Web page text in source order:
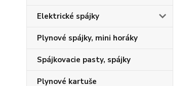
Elektrické spájky
Plynové spájky, mini horáky
Spájkovacie pasty, spájky
Plynové kartuše